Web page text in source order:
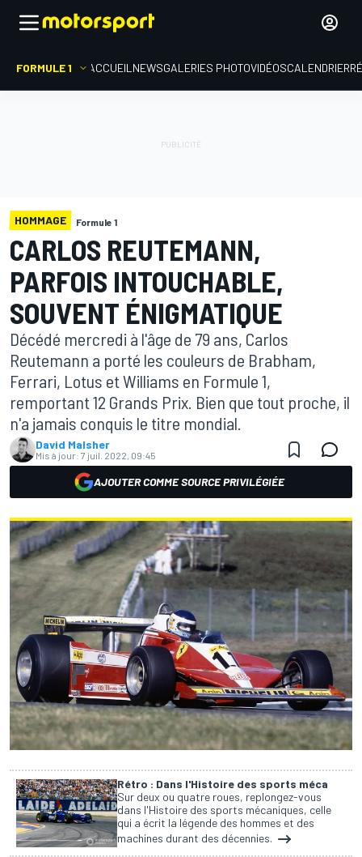
FORMULE 1 ACCUEIL NEWSGALERIES PHOTOVIDÉOSCALENDRIER
HOMMAGE Formule 1
CARLOS REUTEMANN,
PARFOIS INTOUCHABLE,
SOUVENT ÉNIGMATIQUE
Décédé mercredi à l'âge de 79 ans, Carlos
Reutemann a porté les couleurs de Brabham,
Ferrari, Lotus et Williams en Formule 1,
remportant 12 Grands Prix. Bien que tout proche, il
n'a jamais conquis le titre mondial.
David Malsher
Mis à jour: 7 juil. 2022, 09:45
AJOUTER COMME SOURCE PRIVILÉGIÉE
Rétro : Dans l'Histoire des sports méca
Sur deux ou quatre roues, replongez-vous
dans l'Histoire des sports mécaniques, celle
qui a écrit la légende des hommes et des
machines durant des décennies.